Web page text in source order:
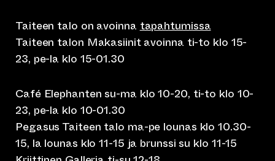
Taiteen talo on avoinna tapahtumissa
Taiteen talon Makasiinit avoinna ti-to klo 15-
23, pe-la klo 15-01.30
Café Elephanten su-ma klo 10-20, ti-to klo 10-
23, pe-la klo 10-01.30
Pegasus Taiteen talo ma-pe lounas klo 10.30-
15, la lounas klo 11-15 ja brunssi su klo 11-15